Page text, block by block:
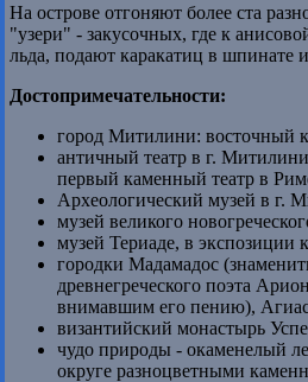
На острове отгоняют более ста
"узери" - закусочных, где к
льда, подают каракатиц в шпинате
Достопримечательности:
город Митилини: восточный
античный театр в г.
первый каменный театр в
Археологический музей в г.
музей великого
музей Териаде, в экспозиции
городки Мадамадос
древнегреческого поэта
внимавшим его пению),
византийский монастырь
чудо природы - окаменелый
округе разноцветными